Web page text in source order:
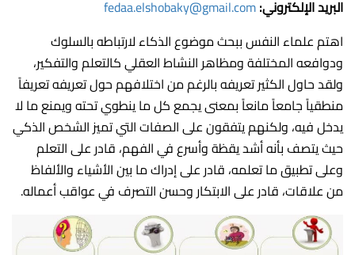
البريد الإلكتروني:fedaa.elshobaky@gmail.com
اهتم علماء النفس ببحث موضوع الذكاء لارتباطه بالسلوك
ودوافعه المختلفة ومظاهر النشاط العقلي كالتعلم والتفكير،
ولقد حاول الكثير تعريفه بالرغم من اختلافهم حول تعريفه تعريفاً
منطقياً جامعاً مانعاً بمعنى يجمع كل ما ينطوي تحته ويمنع ما لا
يدخل فيه، ولكنهم يتفقون على الصفات التي تميز الشخص الذكي
حيث يتصف بأنه أشد يقظة وأسرع في الفهم، قادر على التعلم
وعلى تطبيق ما تعلمه، قادر على إدراك ما بين الأشياء والألفاظ
من علاقات، قادر على الابتكار وحسن التصرف في عواقب أعماله.